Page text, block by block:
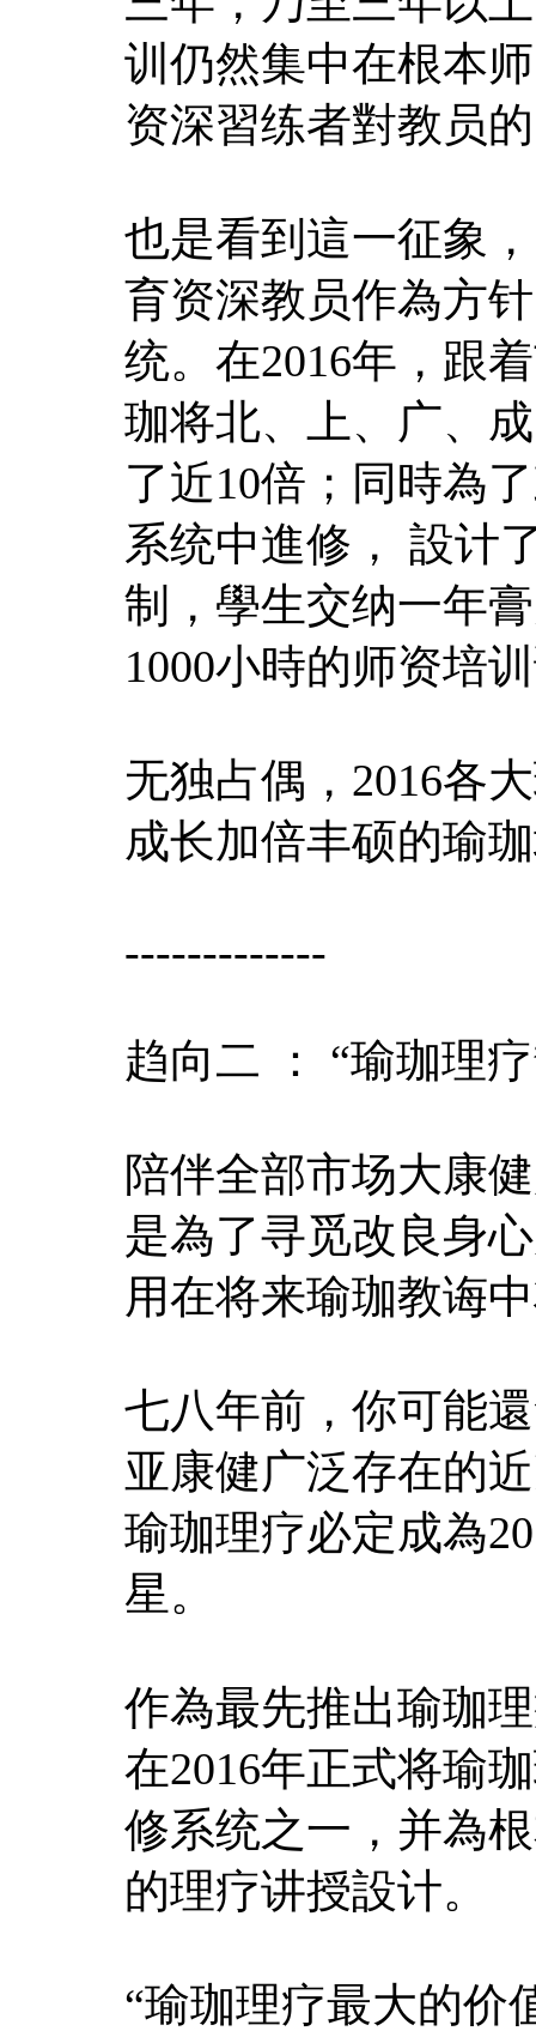
训仍然集中在根本
资深習练者對教员
也是看到這一征象
育资深教员作為方
统。在2016年，跟
珈将北、上、广、
了近10倍；同時為
系统中進修， 設计
制，學生交纳一年
1000小時的师资培
无独占偶，2016各
成长加倍丰硕的瑜
-------------
趋向二 ： “瑜珈理
陪伴全部市场大康
是為了寻觅改良身
用在将来瑜珈教诲
七八年前，你可能
亚康健广泛存在的
瑜珈理疗必定成為
星。
作為最先推出瑜珈
在2016年正式将瑜
修系统之一，并為
的理疗讲授設计。
“瑜珈理疗最大的价